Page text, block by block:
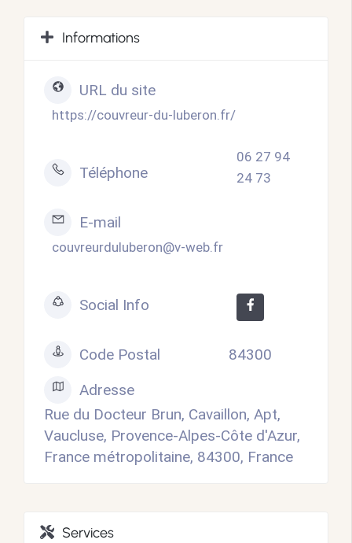
Informations
URL du site
https://couvreur-du-luberon.fr/
Téléphone
06 27 94
24 73
E-mail
couvreurduluberon@v-web.fr
Social Info
Code Postal
84300
Adresse
Rue du Docteur Brun, Cavaillon, Apt,
Vaucluse, Provence-Alpes-Côte d'Azur,
France métropolitaine, 84300, France
Services